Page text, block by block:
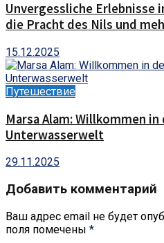
Unvergessliche Erlebnisse
die Pracht des Nils und
15.12.2025
Путешествие
Marsa Alam: Willkommen
Unterwasserwelt
29.11.2025
Добавить комментарий
Ваш адрес email не будет
поля помечены *